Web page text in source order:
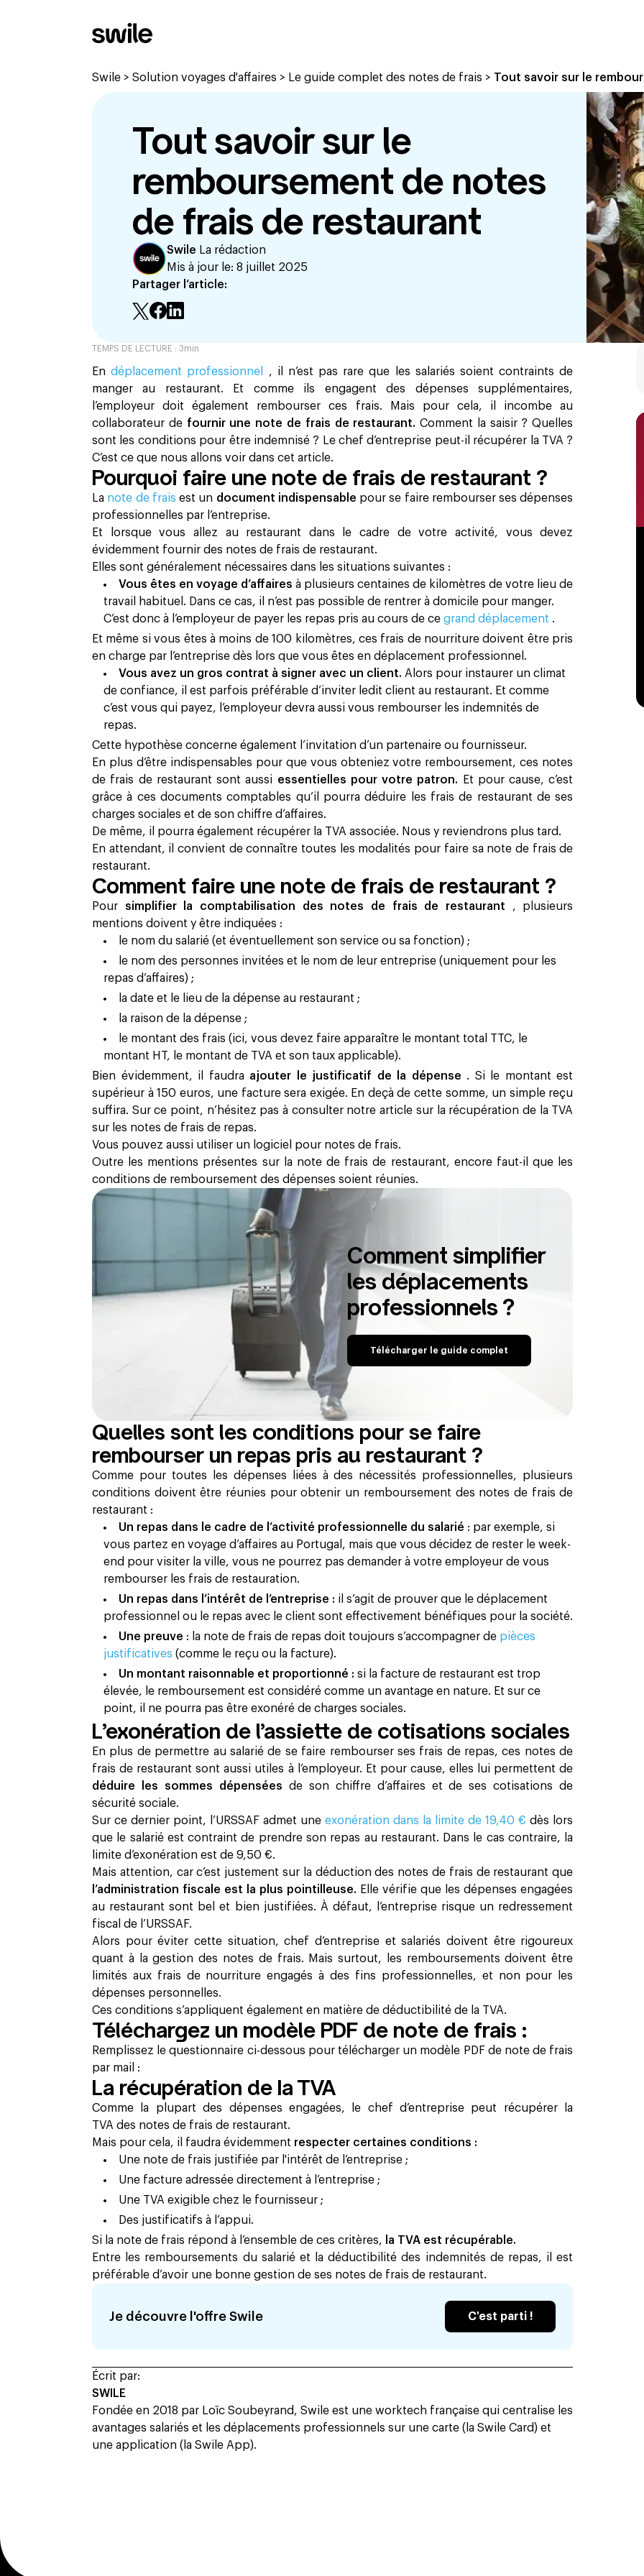
Swile > Solution voyages d'affaires > Le guide complet des notes de frais > Tout savoir sur le
Tout savoir sur le
remboursement de notes
de frais de restaurant
Swile La rédaction
Mis à jour le: 8 juillet 2025
Partager l’article:
TEMPS DE LECTURE : 3min
Endéplacement professionnel , il n’est pas rare que les salariés soient contraints de
manger au restaurant. Et comme ils engagent des dépenses supplémentaires,
l’employeur doit également rembourser ces frais. Mais pour cela, il incombe au
collaborateur de fournir une note de frais de restaurant.Comment la saisir ? Quelles
sont les conditions pour être indemnisé ? Le chef d’entreprise peut-il récupérer la TVA ?
C’est ce que nous allons voir dans cet article.
Pourquoi faire une note de frais de restaurant ?
La note de frais est un document indispensable pour se faire rembourser ses dépenses
professionnelles par l’entreprise.
Et lorsque vous allez au restaurant dans le cadre de votre activité, vous devez
évidemment fournir des notes de frais de restaurant.
Elles sont généralement nécessaires dans les situations suivantes :
Vous êtes en voyage d’affaires à plusieurs centaines de kilomètres de votre lieu de
travail habituel. Dans ce cas, il n’est pas possible de rentrer à domicile pour manger.
C’est donc à l’employeur de payer les repas pris au cours de ce grand déplacement .
Et même si vous êtes à moins de 100 kilomètres, ces frais de nourriture doivent être pris
en charge par l’entreprise dès lors que vous êtes en déplacement professionnel.
Vous avez un gros contrat à signer avec un client. Alors pour instaurer un climat
de confiance, il est parfois préférable d’inviter ledit client au restaurant. Et comme
c’est vous qui payez, l’employeur devra aussi vous rembourser les indemnités de
repas.
Cette hypothèse concerne également l’invitation d’un partenaire ou fournisseur.
En plus d’être indispensables pour que vous obteniez votre remboursement, ces notes
de frais de restaurant sont aussi essentielles pour votre patron.
Et pour cause, c’est
grâce à ces documents comptables qu’il pourra déduire les frais de restaurant de ses
charges sociales et de son chiffre d’affaires.
De même, il pourra également récupérer la TVA associée. Nous y reviendrons plus tard.
En attendant, il convient de connaître toutes les modalités pour faire sa note de frais de
restaurant.
Comment faire une note de frais de restaurant ?
Pour simplifier la comptabilisation des notes de frais de restaurant , plusieurs
mentions doivent y être indiquées :
le nom du salarié (et éventuellement son service ou sa fonction) ;
le nom des personnes invitées et le nom de leur entreprise (uniquement pour les
repas d’affaires) ;
la date et le lieu de la dépense au restaurant ;
la raison de la dépense ;
le montant des frais (ici, vous devez faire apparaître le montant total TTC, le
montant HT, le montant de TVA et son taux applicable).
Bien évidemment, il faudra ajouter le justificatif de la dépense . Si le montant est
supérieur à 150 euros, une facture sera exigée. En deçà de cette somme, un simple reçu
suffira. Sur ce point, n’hésitez pas à consulter notre article sur la récupération de la TVA
sur les notes de frais de repas.
Vous pouvez aussi utiliser un logiciel pour notes de frais.
Outre les mentions présentes sur la note de frais de restaurant, encore faut-il que les
conditions de remboursement des dépenses soient réunies.
Comment simplifier
les déplacements
professionnels ?
Télécharger le guide complet
Quelles sont les conditions pour se faire
rembourser un repas pris au restaurant ?
Comme pour toutes les dépenses liées à des nécessités professionnelles, plusieurs
conditions doivent être réunies pour obtenir un remboursement des notes de frais de
restaurant :
Un repas dans le cadre de l’activité professionnelle du salarié : par exemple, si
vous partez en voyage d’affaires au Portugal, mais que vous décidez de rester le week-
end pour visiter la ville, vous ne pourrez pas demander à votre employeur de vous
rembourser les frais de restauration.
Un repas dans l’intérêt de l’entreprise : il s’agit de prouver que le déplacement
professionnel ou le repas avec le client sont effectivement bénéfiques pour la société.
Une preuve : la note de frais de repas doit toujours s’accompagner de pièces
justificatives (comme le reçu ou la facture).
Un montant raisonnable et proportionné : si la facture de restaurant est trop
élevée, le remboursement est considéré comme un avantage en nature. Et sur ce
point, il ne pourra pas être exonéré de charges sociales.
L’exonération de l’assiette de cotisations sociales
En plus de permettre au salarié de se faire rembourser ses frais de repas, ces notes de
frais de restaurant sont aussi utiles à l’employeur. Et pour cause, elles lui permettent de
déduire les sommes dépensées de son chiffre d’affaires et de ses cotisations de
sécurité sociale.
Sur ce dernier point, l’URSSAF admet uneexonération dans la limite de 19,40 €dès lors
que le salarié est contraint de prendre son repas au restaurant. Dans le cas contraire, la
limite d’exonération est de 9,50 €.
Mais attention, car c’est justement sur la déduction des notes de frais de restaurant que
l’administration fiscale est la plus pointilleuse. Elle vérifie que les dépenses engagées
au restaurant sont bel et bien justifiées. À défaut, l’entreprise risque un redressement
fiscal de l’URSSAF.
Alors pour éviter cette situation, chef d’entreprise et salariés doivent être rigoureux
quant à la gestion des notes de frais. Mais surtout, les remboursements doivent être
limités aux frais de nourriture engagés à des fins professionnelles, et non pour les
dépenses personnelles.
Ces conditions s’appliquent également en matière de déductibilité de la TVA.
Téléchargez un modèle PDF de note de frais :
Remplissez le questionnaire ci-dessous pour télécharger un modèle PDF de note de frais
par mail :
La récupération de la TVA
Comme la plupart des dépenses engagées, le chef d’entreprise peut récupérer la
TVA des notes de frais de restaurant.
Mais pour cela, il faudra évidemment respecter certaines conditions :
Une note de frais justifiée par l'intérêt de l’entreprise ;
Une facture adressée directement à l’entreprise ;
Une TVA exigible chez le fournisseur ;
Des justificatifs à l’appui.
Si la note de frais répond à l’ensemble de ces critères,
la TVA est récupérable.
Entre les remboursements du salarié et la déductibilité des indemnités de repas, il est
préférable d’avoir une bonne gestion de ses notes de frais de restaurant.
Je découvre l'offre Swile C'est parti !
Écrit par:
SWILE
Fondée en 2018 par Loïc Soubeyrand, Swile est une worktech française qui centralise les
avantages salariés et les déplacements professionnels sur une carte (la Swile Card) et
une application (la Swile App).